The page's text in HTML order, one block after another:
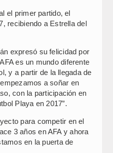
el primer partido, el
recibiendo a Estrella del
expresó su felicidad por
es un mundo diferente
y a partir de la llegada de
a soñar en
con la participación en
Playa en 2017”.
para competir en el
3 años en AFA y ahora
en la puerta de